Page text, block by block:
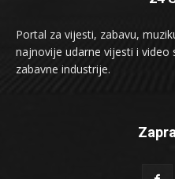
Portal za vijesti, zabavu,
najnovije udarne vijesti i video
zabavne industrije.